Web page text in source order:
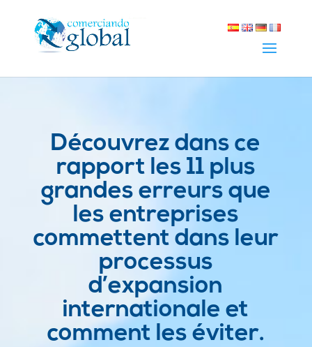
Découvrez dans ce
rapport les 11 plus
grandes erreurs que
les entreprises
commettent dans leur
processus
d’expansion
internationale et
comment les éviter.